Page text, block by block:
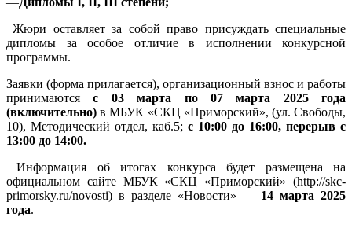
Жюри оставляет за собой право присуждать специальные
дипломы за особое отличие в исполнении конкурсной
программы.
Заявки (форма прилагается), организационный взнос и работы
принимаютсяс 03 марта по 07 марта 2025 года
(включительно)в МБУК «СКЦ «Приморский», (ул. Свободы,
10), Методический отдел, каб.5; с 10:00 до 16:00, перерыв с
13:00 до 14:00.
Информация об итогах конкурса будет размещена на
официальном сайте МБУК «СКЦ «Приморский» (http://skc-
primorsky.ru/novosti) в разделе «Новости» — 14 марта 2025
года.